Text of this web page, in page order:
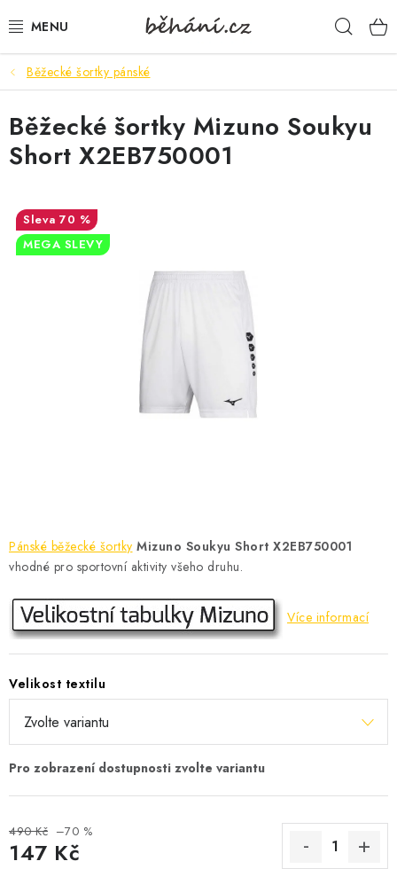
na
BOTY PÁNSKÉ
BOTY DÁMSKÉ
PÁNSKÉ OBLEČENÍ
DÁMSKÉ OBLEČENÍ
DOPLŇKY
VELIKOSTNÍ TABULKY
VÝŽIVA
MEGA SLEVY
NOVINKY
NOVINKY MIZUNO
NOVINKY INOV-8
ZNAČKY
Běžecké šortky pánské
Pánské běžecké šortky Mizuno Soukyu Short X2EB750001
vhodné pro sportovní aktivity všeho druhu.
Více informací
Velikost textilu
490 Kč –70 %
147 Kč
Běžecké šortky Mizuno Soukyu
Short X2EB750001
70 %
MEGA SLEVY